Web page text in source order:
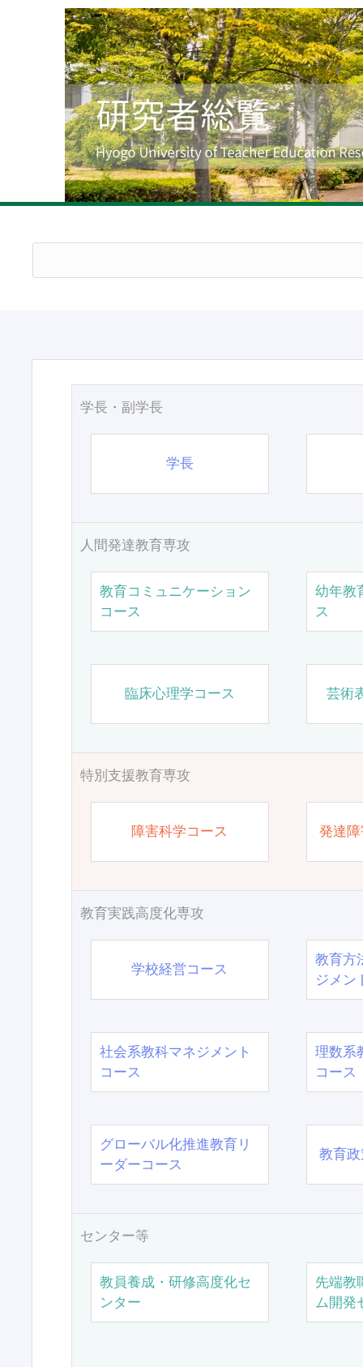
学長・副学長
学長
人間発達教育専攻
教育コミュニケーション
コース
幼年教
ス
臨床心理学コース 芸術
特別支援教育専攻
障害科学コース 発達
教育実践高度化専攻
学校経営コース
教育方
ジメン
社会系教科マネジメント
コース
理数系
コース
グローバル化推進教育リ
ーダーコース
教育
センター等
教員養成・研修高度化セ
ンター
先端教
ム開発